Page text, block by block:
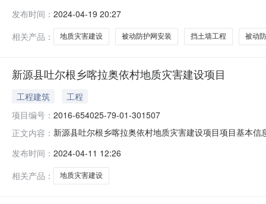
宝镇拉洞村元山地质灾害建设项目被动防护网安装、挡
采购祁连县八宝镇拉洞村元山
发布时间： 2024-04-19 20:27
相关产品：
地质灾害建设 被动防护网安装 挡土墙工程 被动
新源县吐尔根乡喀拉奥依村地质灾害建设项目
工程建筑
工程
项目编号： 2016-654025-79-01-301507
正文内容： 新源县吐尔根乡喀拉奥依村地质灾害建设项目项目基本
及事业单位办公楼建设项目除外）通过2016-10-27新发
发布时间： 2024-04-11 12:26
相关产品：
地质灾害建设